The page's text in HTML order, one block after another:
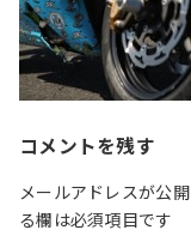
コメントを残す
メールアドレスが公
る欄は必須項目です